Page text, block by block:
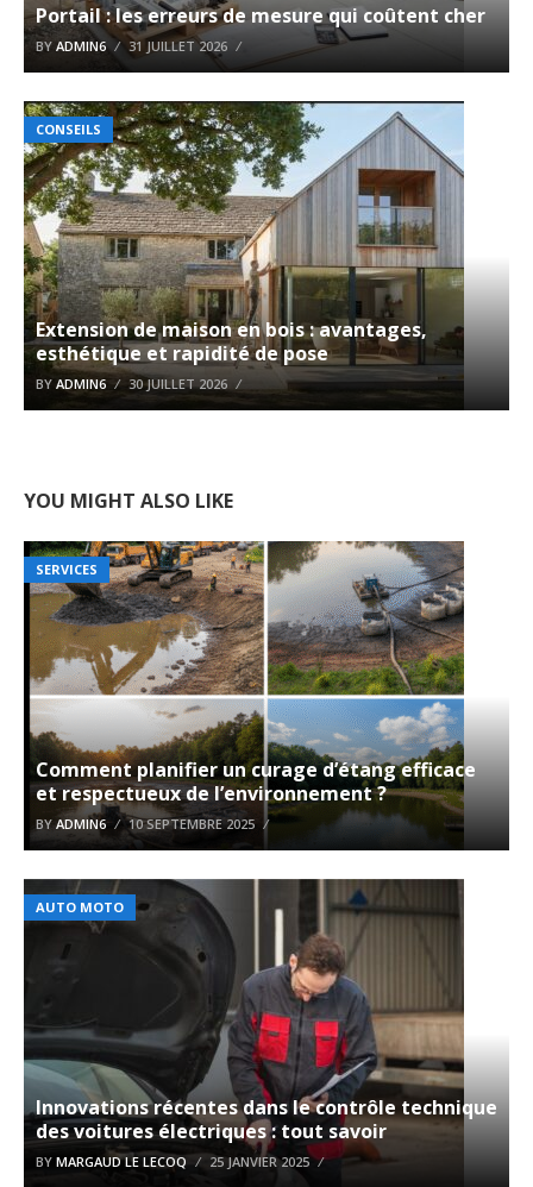
Portail : les erreurs de mesure qui coûtent cher
BY ADMIN6 31 JUILLET 2026
CONSEILS
Extension de maison en bois : avantages,
esthétique et rapidité de pose
BY ADMIN6 30 JUILLET 2026
YOU MIGHT ALSO LIKE
SERVICES
Comment planifier un curage d’étang efficace
et respectueux de l’environnement ?
BYADMIN6 10 SEPTEMBRE 2025
AUTO MOTO
Innovations récentes dans le contrôle technique
des voitures électriques : tout savoir
BY MARGAUD LE LECOQ 25 JANVIER 2025